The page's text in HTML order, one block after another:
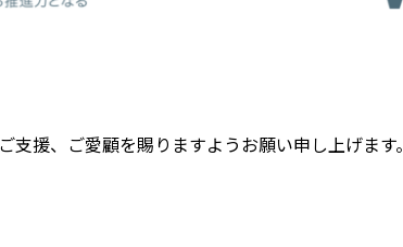
援、ご愛顧を賜りますようお願い申し上げます。